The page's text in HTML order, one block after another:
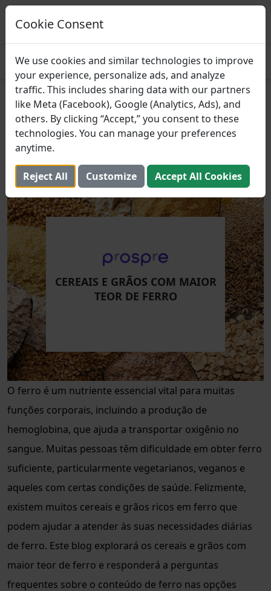
Prospre: planejador de refeições
Planos de refeições baseados em macros
Cereais e Grãos com Maior
Teor de Ferro
7 de setembro de 2024 (Atualizada: 2 de agosto de
2025)
CEREAIS E GRÃOS COM MAIOR
TEOR DE FERRO
O ferro é um nutriente essencial vital para muitas
funções corporais, incluindo a produção de
hemoglobina, que ajuda a transportar oxigênio no
sangue. Muitas pessoas têm dificuldade em obter ferro
suficiente, particularmente vegetarianos, veganos e
aqueles com certas condições de saúde. Felizmente,
existem muitos cereais e grãos ricos em ferro que
podem ajudar a atender às suas necessidades diárias
de ferro. Este blog explorará os cereais e grãos com
maior teor de ferro e responderá a perguntas
frequentes sobre o conteúdo de ferro nas opções
Cookie Consent
We use cookies and similar technologies to improve
your experience, personalize ads, and analyze
traffic. This includes sharing data with our partners
like Meta (Facebook), Google (Analytics, Ads), and
others. By clicking “Accept,” you consent to these
technologies. You can manage your preferences
anytime.
Reject All Customize Accept All Cookies